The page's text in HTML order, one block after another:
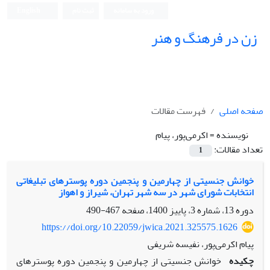
زن در فرهنگ و هنر
صفحه اصلی
فهرست مقالات
نویسنده =اکرمی‌پور، پیام
تعداد مقالات:
1
خوانش جنسیتی از چهارمین و پنجمین دوره پوسترهای تبلیغاتی
انتخابات شورای شهر در سه شهر تهران، شیراز و اهواز
دوره 13، شماره 3، پاییز 1400، صفحه
467-490
https://doi.org/10.22059/jwica.2021.325575.1626
پیام اکرمی‌پور، نفیسه شریفی
چکیده خوانش جنسیتی از چهارمین و پنجمین دوره پوسترهای